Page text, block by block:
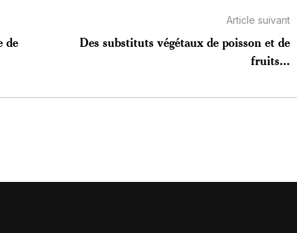
de
Article suivant
Des substituts végétaux de poisson et de
fruits...